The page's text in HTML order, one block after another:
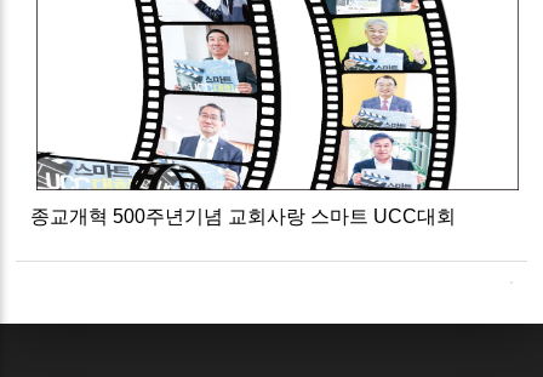
종교개혁 500주년기념 교회사랑 스마트 UCC대회